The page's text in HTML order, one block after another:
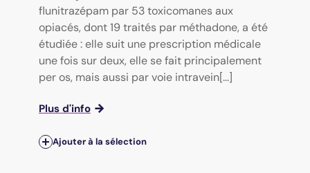
flunitrazépam par 53 toxicomanes aux
opiacés, dont 19 traités par méthadone, a été
étudiée : elle suit une prescription médicale
une fois sur deux, elle se fait principalement
per os, mais aussi par voie intravein[...]
Plus d'info
Ajouter à la sélection